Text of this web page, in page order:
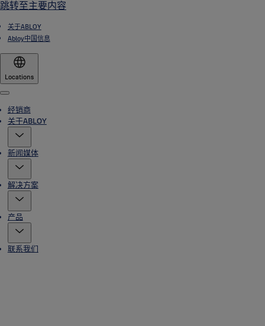
跳转至主要内容
关于ABLOY
Abloy中国信息
Locations
Menu
经销商
关于ABLOY
新闻媒体
解决方案
产品
联系我们